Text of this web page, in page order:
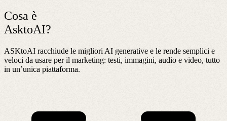
Cosa è
AsktoAI?
ASKtoAI racchiude le migliori AI generative e le rende semplici e
veloci da usare per il marketing: testi, immagini, audio e video, tutto
in un’unica piattaforma.